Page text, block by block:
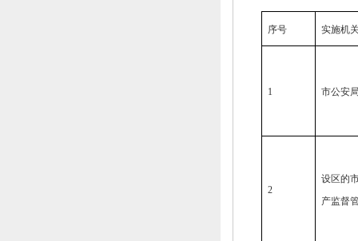
序号 实施机
1 市公安
2
设区的
产监督